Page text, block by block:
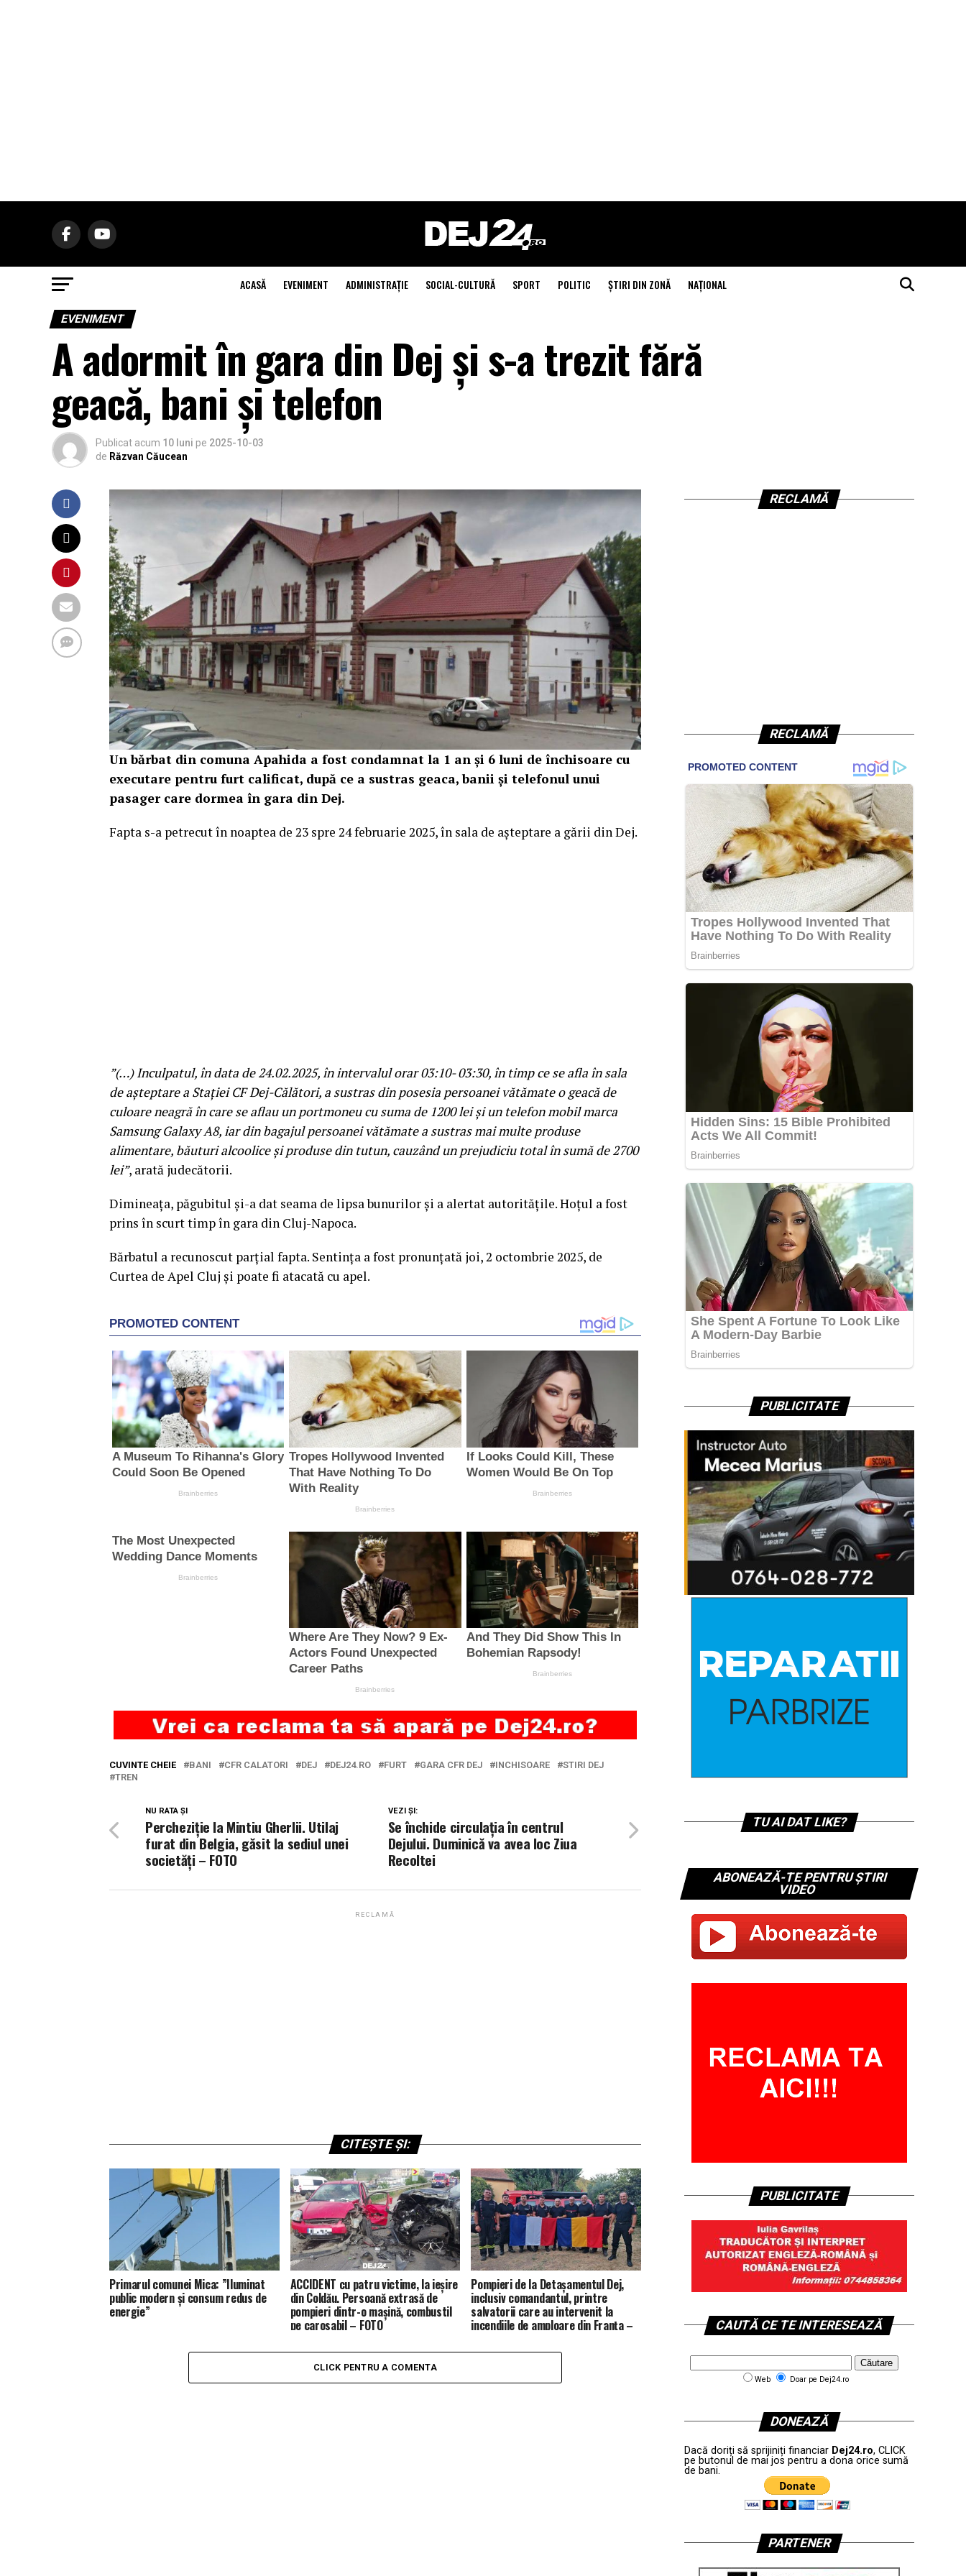
ACASĂ EVENIMENT ADMINISTRAŢIE SOCIAL-CULTURĂ SPORT POLITIC ŞTIRI DIN ZONĂ NAŢIONAL
EVENIMENT
A adormit în gara din Dej și s-a trezit fără
geacă, bani și telefon
Publicat acum 10 luni pe 2025-10-03
de Răzvan Căucean
Un bărbat din comuna Apahida a fost condamnat la 1 an și 6 luni de închisoare cu
executare pentru furt calificat, după ce a sustras geaca, banii și telefonul unui
pasager care dormea în gara din Dej.
Fapta s-a petrecut în noaptea de 23 spre 24 februarie 2025, în sala de așteptare a gării din Dej.
”(…) Inculpatul, în data de 24.02.2025, în intervalul orar 03:10- 03:30, în timp ce se afla în sala
de așteptare a Stației CF Dej-Călători, a sustras din posesia persoanei vătămate o geacă de
culoare neagră în care se aflau un portmoneu cu suma de 1200 lei și un telefon mobil marca
Samsung Galaxy A8, iar din bagajul persoanei vătămate a sustras mai multe produse
alimentare, băuturi alcoolice și produse din tutun, cauzând un prejudiciu total în sumă de 2700
lei”, arată judecătorii.
Dimineața, păgubitul și-a dat seama de lipsa bunurilor și a alertat autoritățile. Hoțul a fost
prins în scurt timp în gara din Cluj-Napoca.
Bărbatul a recunoscut parțial fapta. Sentința a fost pronunțată joi, 2 octombrie 2025, de
Curtea de Apel Cluj și poate fi atacată cu apel.
CUVINTE CHEIE BANI CFR CALATORI DEJ DEJ24.RO FURT GARA CFR DEJ INCHISOARE
STIRI DEJ
TREN
VEZI ȘI:
Se închide circulația în centrul
Dejului. Duminică va avea loc Ziua
Recoltei
NU RATA ȘI
Percheziție la Mintiu Gherlii. Utilaj
furat din Belgia, găsit la sediul unei
societăți – FOTO
RECLAMĂ
CITEȘTE ȘI:
Primarul comunei Mica: ”Iluminat
public modern și consum redus de
energie”
ACCIDENT cu patru victime, la ieșire
din Coldău. Persoană extrasă de
pompieri dintr-o mașină, combustil
pe carosabil – FOTO
Pompieri de la Detașamentul Dej,
inclusiv comandantul, printre
salvatorii care au intervenit la
incendiile de amploare din Franța –
CLICK PENTRU A COMENTA
RECLAMĂ
RECLAMĂ
PUBLICITATE
TU AI DAT LIKE?
ABONEAZĂ-TE PENTRU ȘTIRI
VIDEO
PUBLICITATE
CAUTĂ CE TE INTERESEAZĂ
Web Doar pe Dej24.ro
DONEAZĂ
Dacă doriți să sprijiniți financiar Dej24.ro, CLICK
pe butonul de mai jos pentru a dona orice sumă
de bani.
PARTENER